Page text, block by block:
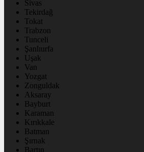
Sivas
Tekirdağ
Tokat
Trabzon
Tunceli
Şanlıurfa
Uşak
Van
Yozgat
Zonguldak
Aksaray
Bayburt
Karaman
Kırıkkale
Batman
Şırnak
Bartın